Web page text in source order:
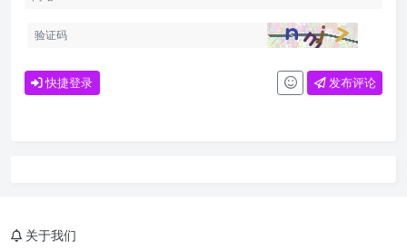
快捷登录 发布评论
关于我们